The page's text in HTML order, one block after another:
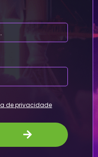
de privacidade